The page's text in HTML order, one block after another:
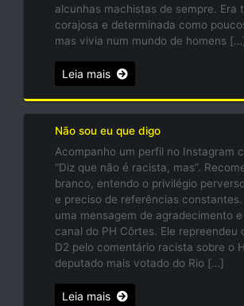
alcunhas machistas de sempre. Era
corajosa e determinada como
mas vivia num mundo de homens […]
Leia mais
Não sou eu que digo
Acompanho um perfil no Instagram
“Diz que não é racista, mas”.
branco, entendo o privilégio
e preciso de referências constantes.
uma mensagem de agradecimento
canal do PH Côrtes. Ele repreendeu
D2 pelo comentário racista sobre o
deputado mais votado do Rio […]
Leia mais